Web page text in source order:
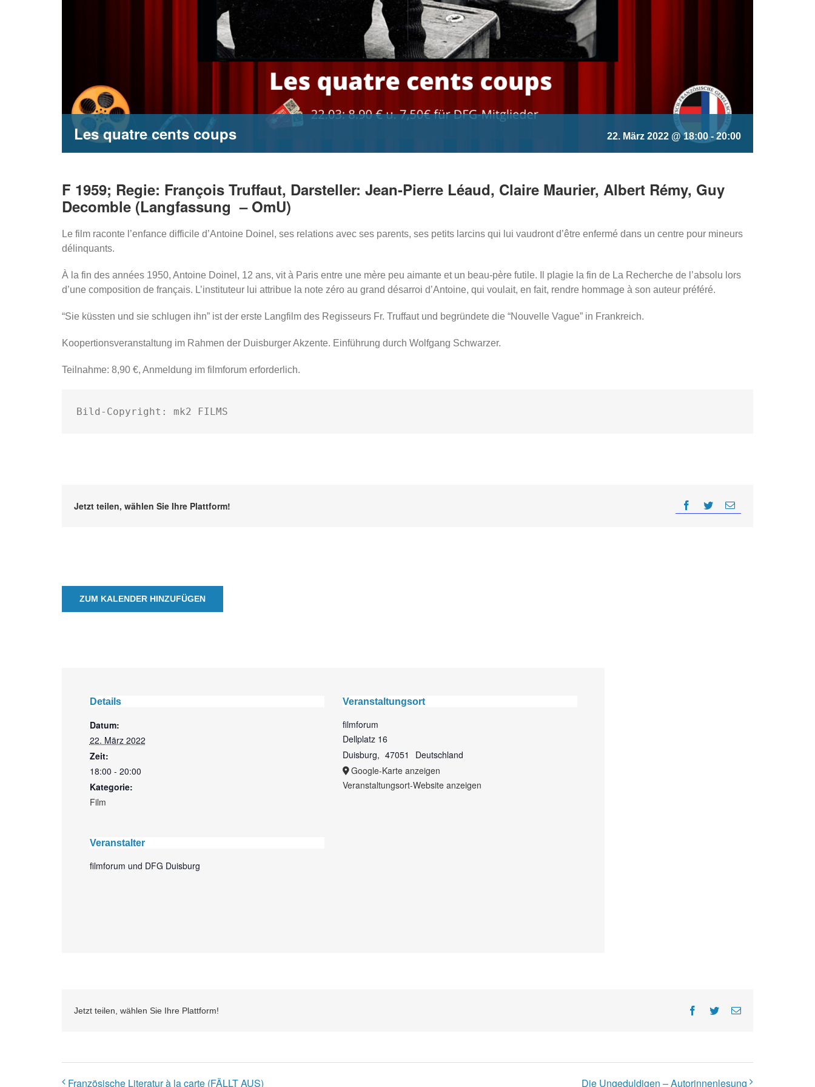
Les quatre cents coups 22. März 2022 @ 18:00- 20:00
F 1959; Regie: François Truffaut, Darsteller: Jean-Pierre Léaud, Claire Maurier, Albert Rémy, Guy
Decomble (Langfassung – OmU)
Le film raconte l’enfance difficile d’Antoine Doinel, ses relations avec ses parents, ses petits larcins qui lui vaudront d’être enfermé dans un centre pour mineurs
délinquants.
À la fin des années 1950, Antoine Doinel, 12 ans, vit à Paris entre une mère peu aimante et un beau-père futile. Il plagie la fin de La Recherche de l’absolu lors
d’une composition de français. L’instituteur lui attribue la note zéro au grand désarroi d’Antoine, qui voulait, en fait, rendre hommage à son auteur préféré.
“Sie küssten und sie schlugen ihn” ist der erste Langfilm des Regisseurs Fr. Truffaut und begründete die “Nouvelle Vague” in Frankreich.
Koopertionsveranstaltung im Rahmen der Duisburger Akzente. Einführung durch Wolfgang Schwarzer.
Teilnahme: 8,90 €, Anmeldung im filmforum erforderlich.
Bild-Copyright: mk2 FILMS
Jetzt teilen, wählen Sie Ihre Plattform!
ZUM KALENDER HINZUFÜGEN
Details
Datum:
22. März 2022
Zeit:
18:00 - 20:00
Kategorie:
Film
Veranstalter
filmforum und DFG Duisburg
Veranstaltungsort
filmforum
Dellplatz 16
Duisburg, 47051
Deutschland
Google-Karte anzeigen
Veranstaltungsort-Website anzeigen
Jetzt teilen, wählen Sie Ihre Plattform! Facebook
TwitterE-
Französische Literatur à la carte (FÄLLT AUS) Die Ungeduldigen – Autorinnenlesung